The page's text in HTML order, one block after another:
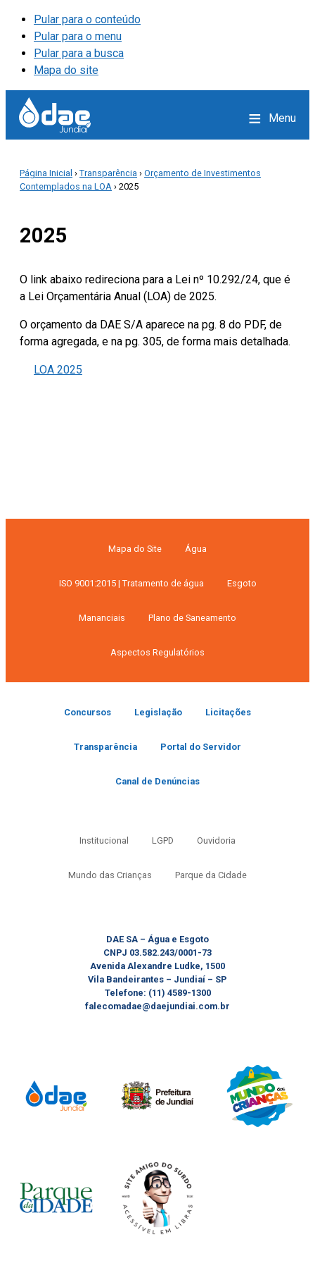
Pular para o conteúdo
Pular para o menu
Pular para a busca
Mapa do site
≡ Menu
Página Inicial › Transparência › Orçamento de Investimentos
Contemplados na LOA › 2025
2025
O link abaixo redireciona para a Lei nº 10.292/24, que é
a Lei Orçamentária Anual (LOA) de 2025.
O orçamento da DAE S/A aparece na pg. 8 do PDF, de
forma agregada, e na pg. 305, de forma mais detalhada.
LOA 2025
Mapa do Site Água
ISO 9001:2015 | Tratamento de água Esgoto
Mananciais Plano de Saneamento
Aspectos Regulatórios
Concursos Legislação Licitações
Transparência Portal do Servidor
Canal de Denúncias
Institucional LGPD Ouvidoria
Mundo das Crianças Parque da Cidade
DAE SA – Água e Esgoto
CNPJ 03.582.243/0001-73
Avenida Alexandre Ludke, 1500
Vila Bandeirantes – Jundiaí – SP
Telefone: (11) 4589-1300
falecomadae@daejundiai.com.br